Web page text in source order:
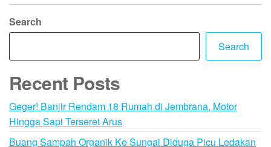
Search
Search
Recent Posts
Geger! Banjir Rendam 18 Rumah di Jembrana, Motor
Hingga Sapi Terseret Arus
Buang Sampah Organik Ke Sungai Diduga Picu Ledakan